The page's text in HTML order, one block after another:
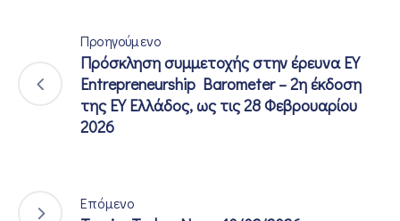
Προηγούμενο
Πρόσκληση συμμετοχής στην έρευνα EY
Entrepreneurship Barometer – 2η έκδοση
της ΕΥ Ελλάδος, ως τις 28 Φεβρουαρίου
2026
Επόμενο